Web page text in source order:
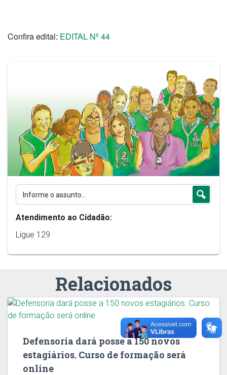
Confira edital: EDITAL Nº 44
Atendimento ao Cidadão:
Ligue 129
Relacionados
Defensoria dará posse a 150 novos
estagiários. Curso de formação será
online